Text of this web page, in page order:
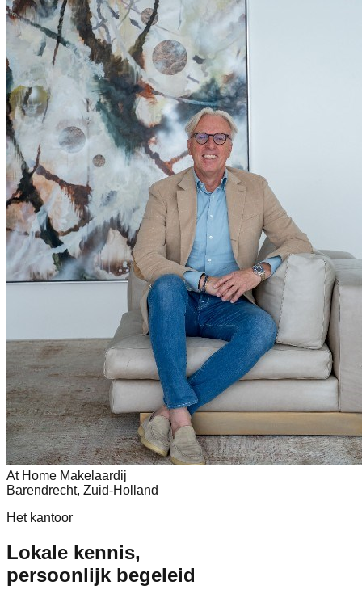
At Home Makelaardij
Barendrecht, Zuid-Holland
Het kantoor
Lokale kennis,
persoonlijk begeleid